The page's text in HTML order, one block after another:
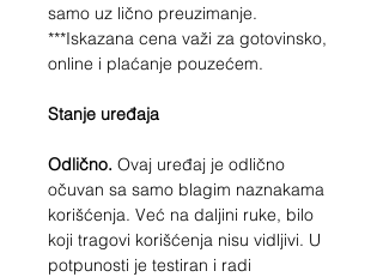
samo uz lično preuzimanje.
***Iskazana cena važi za gotovinsko,
online i plaćanje pouzećem.
Stanje uređaja
Odlično. Ovaj uređaj je odlično
očuvan sa samo blagim naznakama
korišćenja. Već na daljini ruke, bilo
koji tragovi korišćenja nisu vidljivi. U
potpunosti je testiran i radi